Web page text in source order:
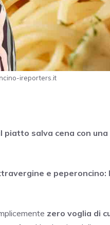
ireporters.it
salva cena con una
e
zero voglia di